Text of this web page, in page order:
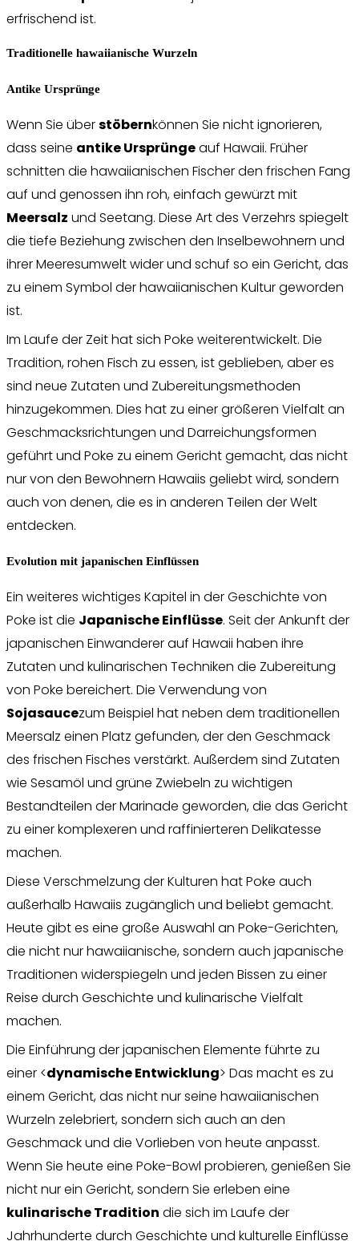
erfrischend ist.
Traditionelle hawaiianische Wurzeln
Antike Ursprünge
Wenn Sie überstöbernkönnen Sie nicht ignorieren,
dass seine antike Ursprüngeauf Hawaii. Früher
schnitten die hawaiianischen Fischer den frischen Fang
auf und genossen ihn roh, einfach gewürzt mit
Meersalz und Seetang. Diese Art des Verzehrs spiegelt
die tiefe Beziehung zwischen den Inselbewohnern und
ihrer Meeresumwelt wider und schuf so ein Gericht, das
zu einem Symbol der hawaiianischen Kultur geworden
ist.
Im Laufe der Zeit hat sich Poke weiterentwickelt. Die
Tradition, rohen Fisch zu essen, ist geblieben, aber es
sind neue Zutaten und Zubereitungsmethoden
hinzugekommen. Dies hat zu einer größeren Vielfalt an
Geschmacksrichtungen und Darreichungsformen
geführt und Poke zu einem Gericht gemacht, das nicht
nur von den Bewohnern Hawaiis geliebt wird, sondern
auch von denen, die es in anderen Teilen der Welt
entdecken.
Evolution mit japanischen Einflüssen
Ein weiteres wichtiges Kapitel in der Geschichte von
Poke ist die Japanische Einflüsse. Seit der Ankunft der
japanischen Einwanderer auf Hawaii haben ihre
Zutaten und kulinarischen Techniken die Zubereitung
von Poke bereichert. Die Verwendung von
Sojasaucezum Beispiel hat neben dem traditionellen
Meersalz einen Platz gefunden, der den Geschmack
des frischen Fisches verstärkt. Außerdem sind Zutaten
wie Sesamöl und grüne Zwiebeln zu wichtigen
Bestandteilen der Marinade geworden, die das Gericht
zu einer komplexeren und raffinierteren Delikatesse
machen.
Diese Verschmelzung der Kulturen hat Poke auch
außerhalb Hawaiis zugänglich und beliebt gemacht.
Heute gibt es eine große Auswahl an Poke-Gerichten,
die nicht nur hawaiianische, sondern auch japanische
Traditionen widerspiegeln und jeden Bissen zu einer
Reise durch Geschichte und kulinarische Vielfalt
machen.
Die Einführung der japanischen Elemente führte zu
einer <dynamische Entwicklung> Das macht es zu
einem Gericht, das nicht nur seine hawaiianischen
Wurzeln zelebriert, sondern sich auch an den
Geschmack und die Vorlieben von heute anpasst.
Wenn Sie heute eine Poke-Bowl probieren, genießen Sie
nicht nur ein Gericht, sondern Sie erleben eine
kulinarische Tradition die sich im Laufe der
Jahrhunderte durch Geschichte und kulturelle Einflüsse